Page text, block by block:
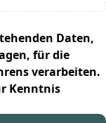
Daten,
für die
verarbeiten.
Kenntnis